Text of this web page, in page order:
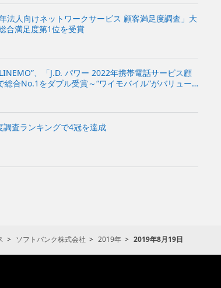
法人向けネットワークサービス 顧客満足度調査」大
合満足度第1位を受賞
、「J.D. パワー 2022年携帯電話サービス顧
合No.1をダブル受賞～“ワイモバイル”がバリュー
がオンライン専用ブランド／プラン部門で1
調査ランキングで4冠を達成
ソフトバンク株式会社 2019年 2019年8月19日